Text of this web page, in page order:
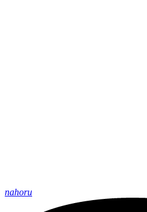
nahoru